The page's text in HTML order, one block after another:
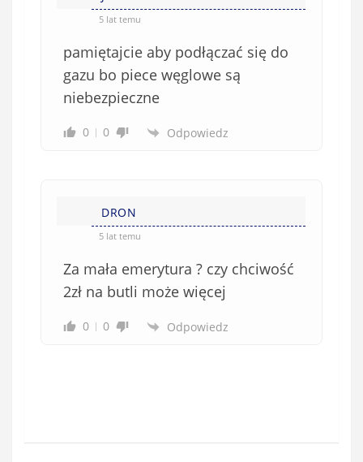
5 lat temu
pamiętajcie aby podłączać się do
gazu bo piece węglowe są
niebezpieczne
0 0 Odpowiedz
DRON
5 lat temu
Za mała emerytura ? czy chciwość
2zł na butli może więcej
0 0 Odpowiedz